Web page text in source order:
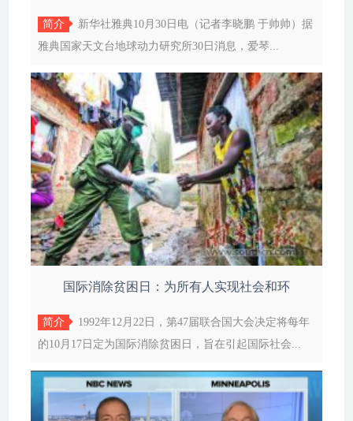
简介
新华社雅典10月30日电（记者李晓鹏 于帅帅）据
雅典国家天文台地球动力研究所30日消息，爱琴...
国际消除贫困日：为所有人实现社会和环
简介
1992年12月22日，第47届联合国大会决定将每年
的10月17日定为国际消除贫困日，旨在引起国际社会...